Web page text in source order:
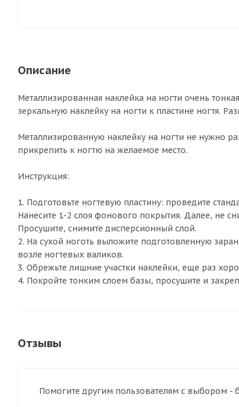
Описание
Металлизированная наклейка на ногти очень
зеркальную наклейку на ногти к пластине ногтя.
Металлизированную наклейку на ногти не нужно
прикрепить к ногтю на желаемое место.
Инструкция:
1. Подготовьте ногтевую пластину: проведите
Нанесите 1-2 слоя фонового покрытия. Далее, не
Просушите, снимите дисперсионный слой.
2. На сухой ноготь выложите подготовленную
возле ногтевых валиков.
3. Обрежьте лишние участки наклейки, еще раз
4. Покройте тонким слоем базы, просушите и
Отзывы
Помогите другим пользователям с выбором -